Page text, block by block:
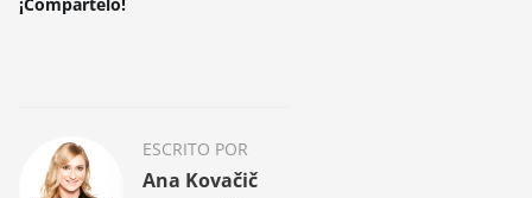
ESCRITO POR
Ana Kovačič